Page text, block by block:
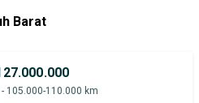
Barat
105.000-110.000 km